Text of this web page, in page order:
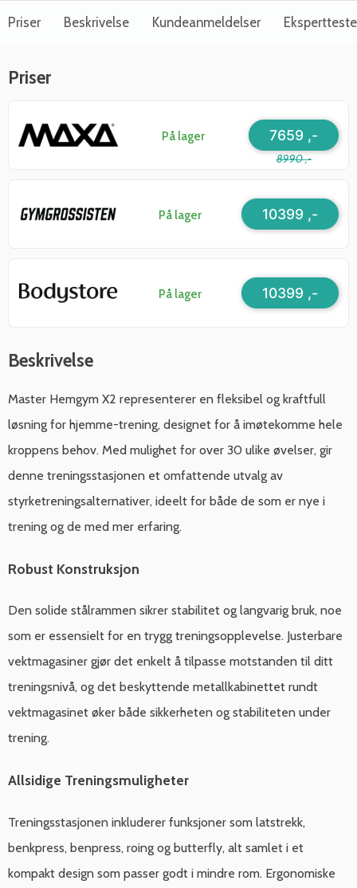
Priser Beskrivelse Kundeanmeldelser
Priser
På lager
8990 ,-
7659 ,-
På lager 10399 ,-
På lager 10399 ,-
Beskrivelse
Master Hemgym X2 representerer en fleksibel og kraftfull
løsning for hjemme-trening, designet for å imøtekomme hele
kroppens behov. Med mulighet for over 30 ulike øvelser, gir
denne treningsstasjonen et omfattende utvalg av
styrketreningsalternativer, ideelt for både de som er nye i
trening og de med mer erfaring.
Robust Konstruksjon
Den solide stålrammen sikrer stabilitet og langvarig bruk, noe
som er essensielt for en trygg treningsopplevelse. Justerbare
vektmagasiner gjør det enkelt å tilpasse motstanden til ditt
treningsnivå, og det beskyttende metallkabinettet rundt
vektmagasinet øker både sikkerheten og stabiliteten under
trening.
Allsidige Treningsmuligheter
Treningsstasjonen inkluderer funksjoner som latstrekk,
benkpress, benpress, roing og butterfly, alt samlet i et
kompakt design som passer godt i mindre rom. Ergonomiske